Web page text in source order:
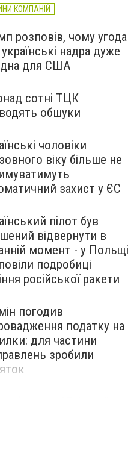
КОМПАНІЙ
розповів, чому угода
надра дуже
для США
сотні ТЦК
обшуки
чоловіки
віку більше не
захист у ЄС
пілот був
відвернути в
момент - у Польщі
подробиці
російської ракети
погодив
податку на
для частини
зробили
й